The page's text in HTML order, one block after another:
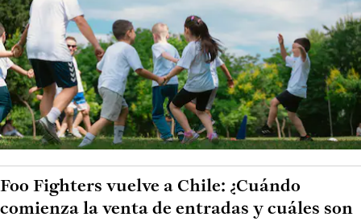
Foo Fighters vuelve a Chile: ¿Cuándo
comienza la venta de entradas y cuáles son